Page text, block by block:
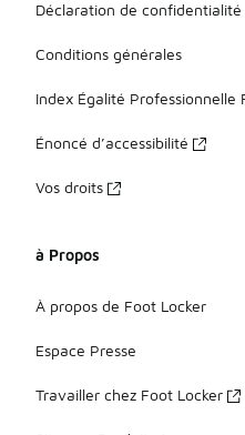
Déclaration de confidentialité
Conditions générales
Index Égalité Professionnelle
Énoncé d’accessibilité
Vos droits
à Propos
À propos de Foot Locker
Espace Presse
Travailler chez Foot Locker